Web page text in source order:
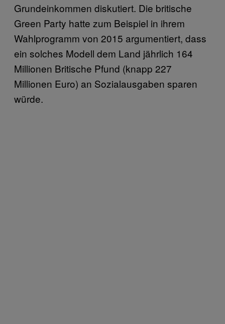
Grundeinkommen diskutiert. Die britische
Green Party hatte zum Beispiel in ihrem
Wahlprogramm von 2015 argumentiert, dass
ein solches Modell dem Land jährlich 164
Millionen Britische Pfund (knapp 227
Millionen Euro) an Sozialausgaben sparen
würde.